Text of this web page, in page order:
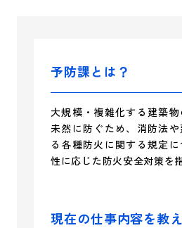
予防課とは？
大規模・複雑化する建築
未然に防ぐため、消防法
る各種防火に関する規定
性に応じた防火安全対策を
現在の仕事内容を教